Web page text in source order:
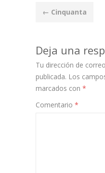
Post
← Cinquanta
Deja una
Tu dirección de
publicada. Los
marcados con *
Comentario *